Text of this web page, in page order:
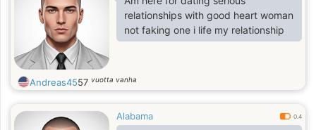
relationships with good heart woman
not faking one i life my relationship
Andreas4557 vuotta vanha
Alabama 0.4